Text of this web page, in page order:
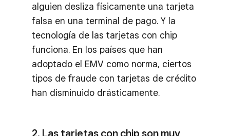
alguien desliza físicamente una tarjeta
falsa en una terminal de pago. Y la
tecnología de las tarjetas con chip
funciona. En los países que han
adoptado el EMV como norma, ciertos
tipos de fraude con tarjetas de crédito
han disminuido drásticamente.
2. Las tarjetas con chip son muy